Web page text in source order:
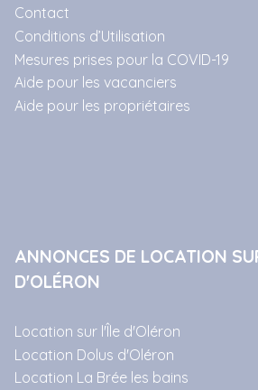
Contact
Conditions d’Utilisation
Mesures prises pour la COVID-19
Aide pour les vacanciers
Aide pour les propriétaires
ANNONCES DE LOCATION
D'OLÉRON
Location sur l'Île d'Oléron
Location Dolus d'Oléron
Location La Brée les bains